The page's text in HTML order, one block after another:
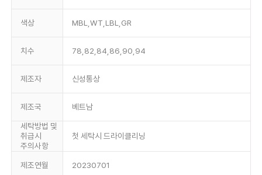
색상 MBL,WT,LBL,GR
치수 78,82,84,86,90,94
제조자 신성통상
제조국 베트남
세탁방법 및
취급시
주의사항
첫 세탁시 드라이클리닝
제조연월 20230701